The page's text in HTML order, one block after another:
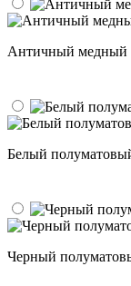
Античный медный
Белый
Черный